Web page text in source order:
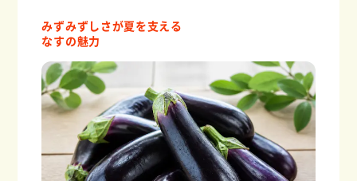
みずみずしさが夏を支える
なすの魅力